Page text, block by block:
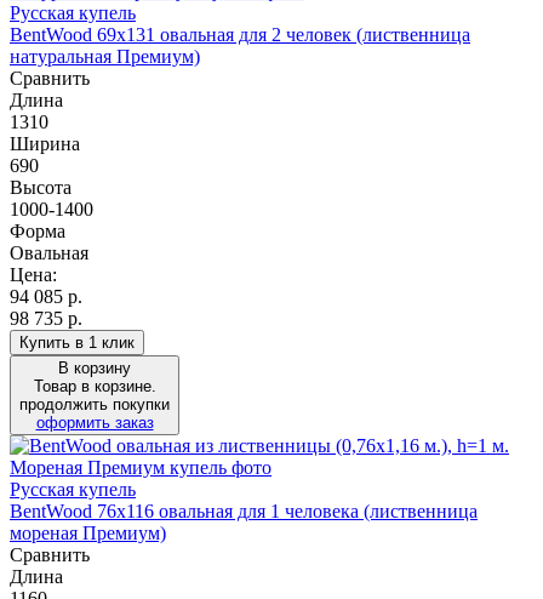
Русская купель
BentWood 69х131 овальная для 2 человек (лиственница
натуральная Премиум)
Сравнить
Длина
1310
Ширина
690
Высота
1000-1400
Форма
Овальная
Цена:
94 085 р.
98 735 р.
Купить в 1 клик
В корзину
Товар в корзине.
продолжить покупки
оформить заказ
Русская купель
BentWood 76х116 овальная для 1 человека (лиственница
мореная Премиум)
Сравнить
Длина